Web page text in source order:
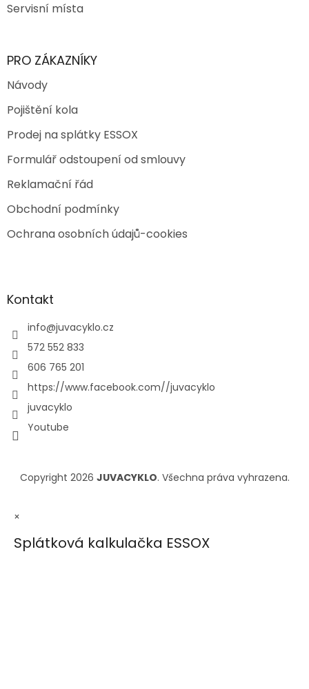
Servisní místa
PRO ZÁKAZNÍKY
Návody
Pojištění kola
Prodej na splátky ESSOX
Formulář odstoupení od smlouvy
Reklamační řád
Obchodní podmínky
Ochrana osobních údajů-cookies
Kontakt
info@juvacyklo.cz
572 552 833
606 765 201
https://www.facebook.com//juvacyklo
juvacyklo
Youtube
Copyright 2026 JUVACYKLO. Všechna práva vyhrazena.
×
Splátková kalkulačka ESSOX